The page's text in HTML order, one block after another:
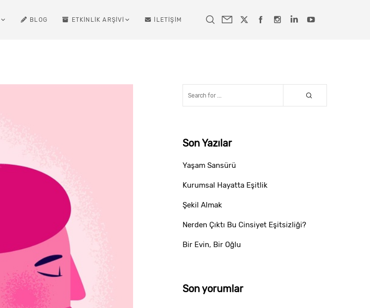
BLOG ETKINLIK ARŞIVI İLETIŞIM
Son Yazılar
Yaşam Sansürü
Kurumsal Hayatta Eşitlik
Şekil Almak
Nerden Çıktı Bu Cinsiyet Eşitsizliği?
Bir Evin, Bir Oğlu
Son yorumlar